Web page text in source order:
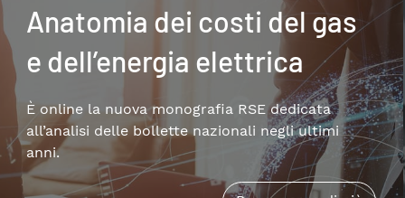
Il terziario privato nella
transizione energetica:
patrimonio edilizio,
consumi e soluzioni
Disponibile online la nuova monografia RSE che